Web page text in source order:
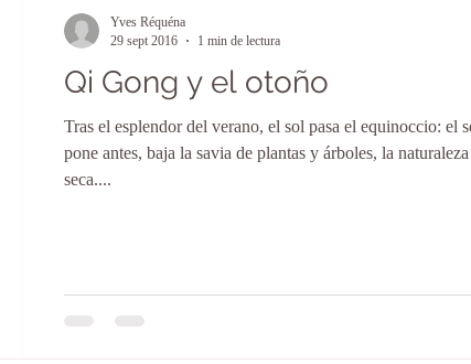
Qi Gong y el otoño
Tras el esplendor del verano, el sol pasa el equinoccio: el
pone antes, baja la savia de plantas y árboles, la naturaleza
seca....
Yves Réquéna
29 sept 2016
1 min de lectura